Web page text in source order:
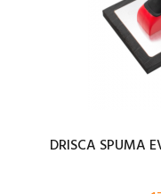
DRISCA SPUMA